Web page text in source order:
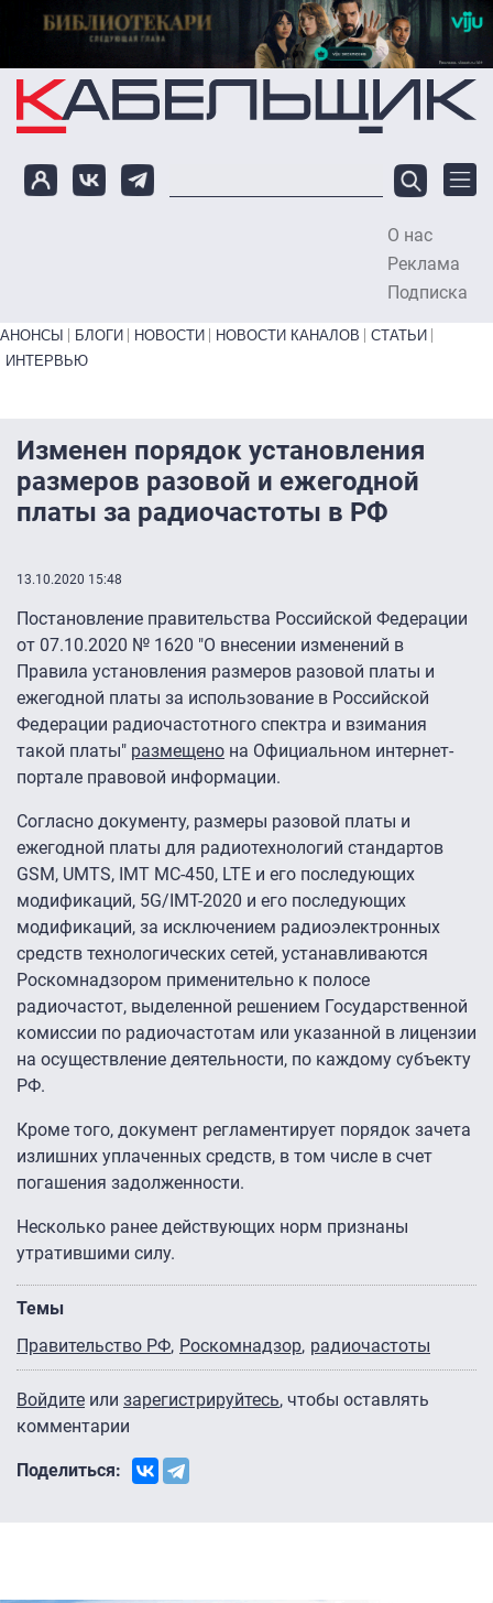
Перейти к основному содержанию
О нас
Реклама
Подписка
Primary links bottom
АНОНСЫ БЛОГИ НОВОСТИ НОВОСТИ КАНАЛОВ
СТАТЬИ
ИНТЕРВЬЮ
Изменен порядок установления
размеров разовой и ежегодной
платы за радиочастоты в РФ
13.10.2020 15:48
Постановление правительства Российской Федерации
от 07.10.2020 № 1620 "О внесении изменений в
Правила установления размеров разовой платы и
ежегодной платы за использование в Российской
Федерации радиочастотного спектра и взимания
такой платы" размещено на Официальном интернет-
портале правовой информации.
Согласно документу, размеры разовой платы и
ежегодной платы для радиотехнологий стандартов
GSM, UMTS, IMT MC-450, LTE и его последующих
модификаций, 5G/IMT-2020 и его последующих
модификаций, за исключением радиоэлектронных
средств технологических сетей, устанавливаются
Роскомнадзором применительно к полосе
радиочастот, выделенной решением Государственной
комиссии по радиочастотам или указанной в лицензии
на осуществление деятельности, по каждому субъекту
РФ.
Кроме того, документ регламентирует порядок зачета
излишних уплаченных средств, в том числе в счет
погашения задолженности.
Несколько ранее действующих норм признаны
утратившими силу.
Темы
Правительство РФ Роскомнадзор радиочастоты
Войдите или зарегистрируйтесь, чтобы оставлять
комментарии
Поделиться: